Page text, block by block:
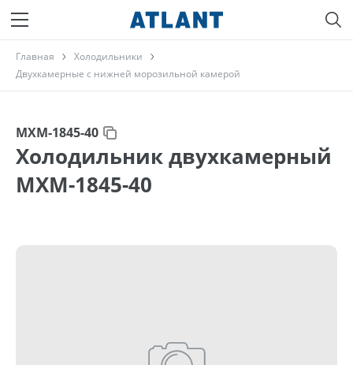
Главная
Холодильники
Двухкамерные с нижней морозильной камерой
МХМ-1845-40
Холодильник двухкамерный
МХМ-1845-40